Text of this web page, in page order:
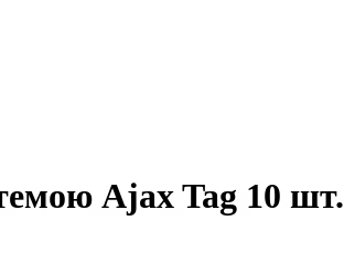
Ajax Tag 10 шт.